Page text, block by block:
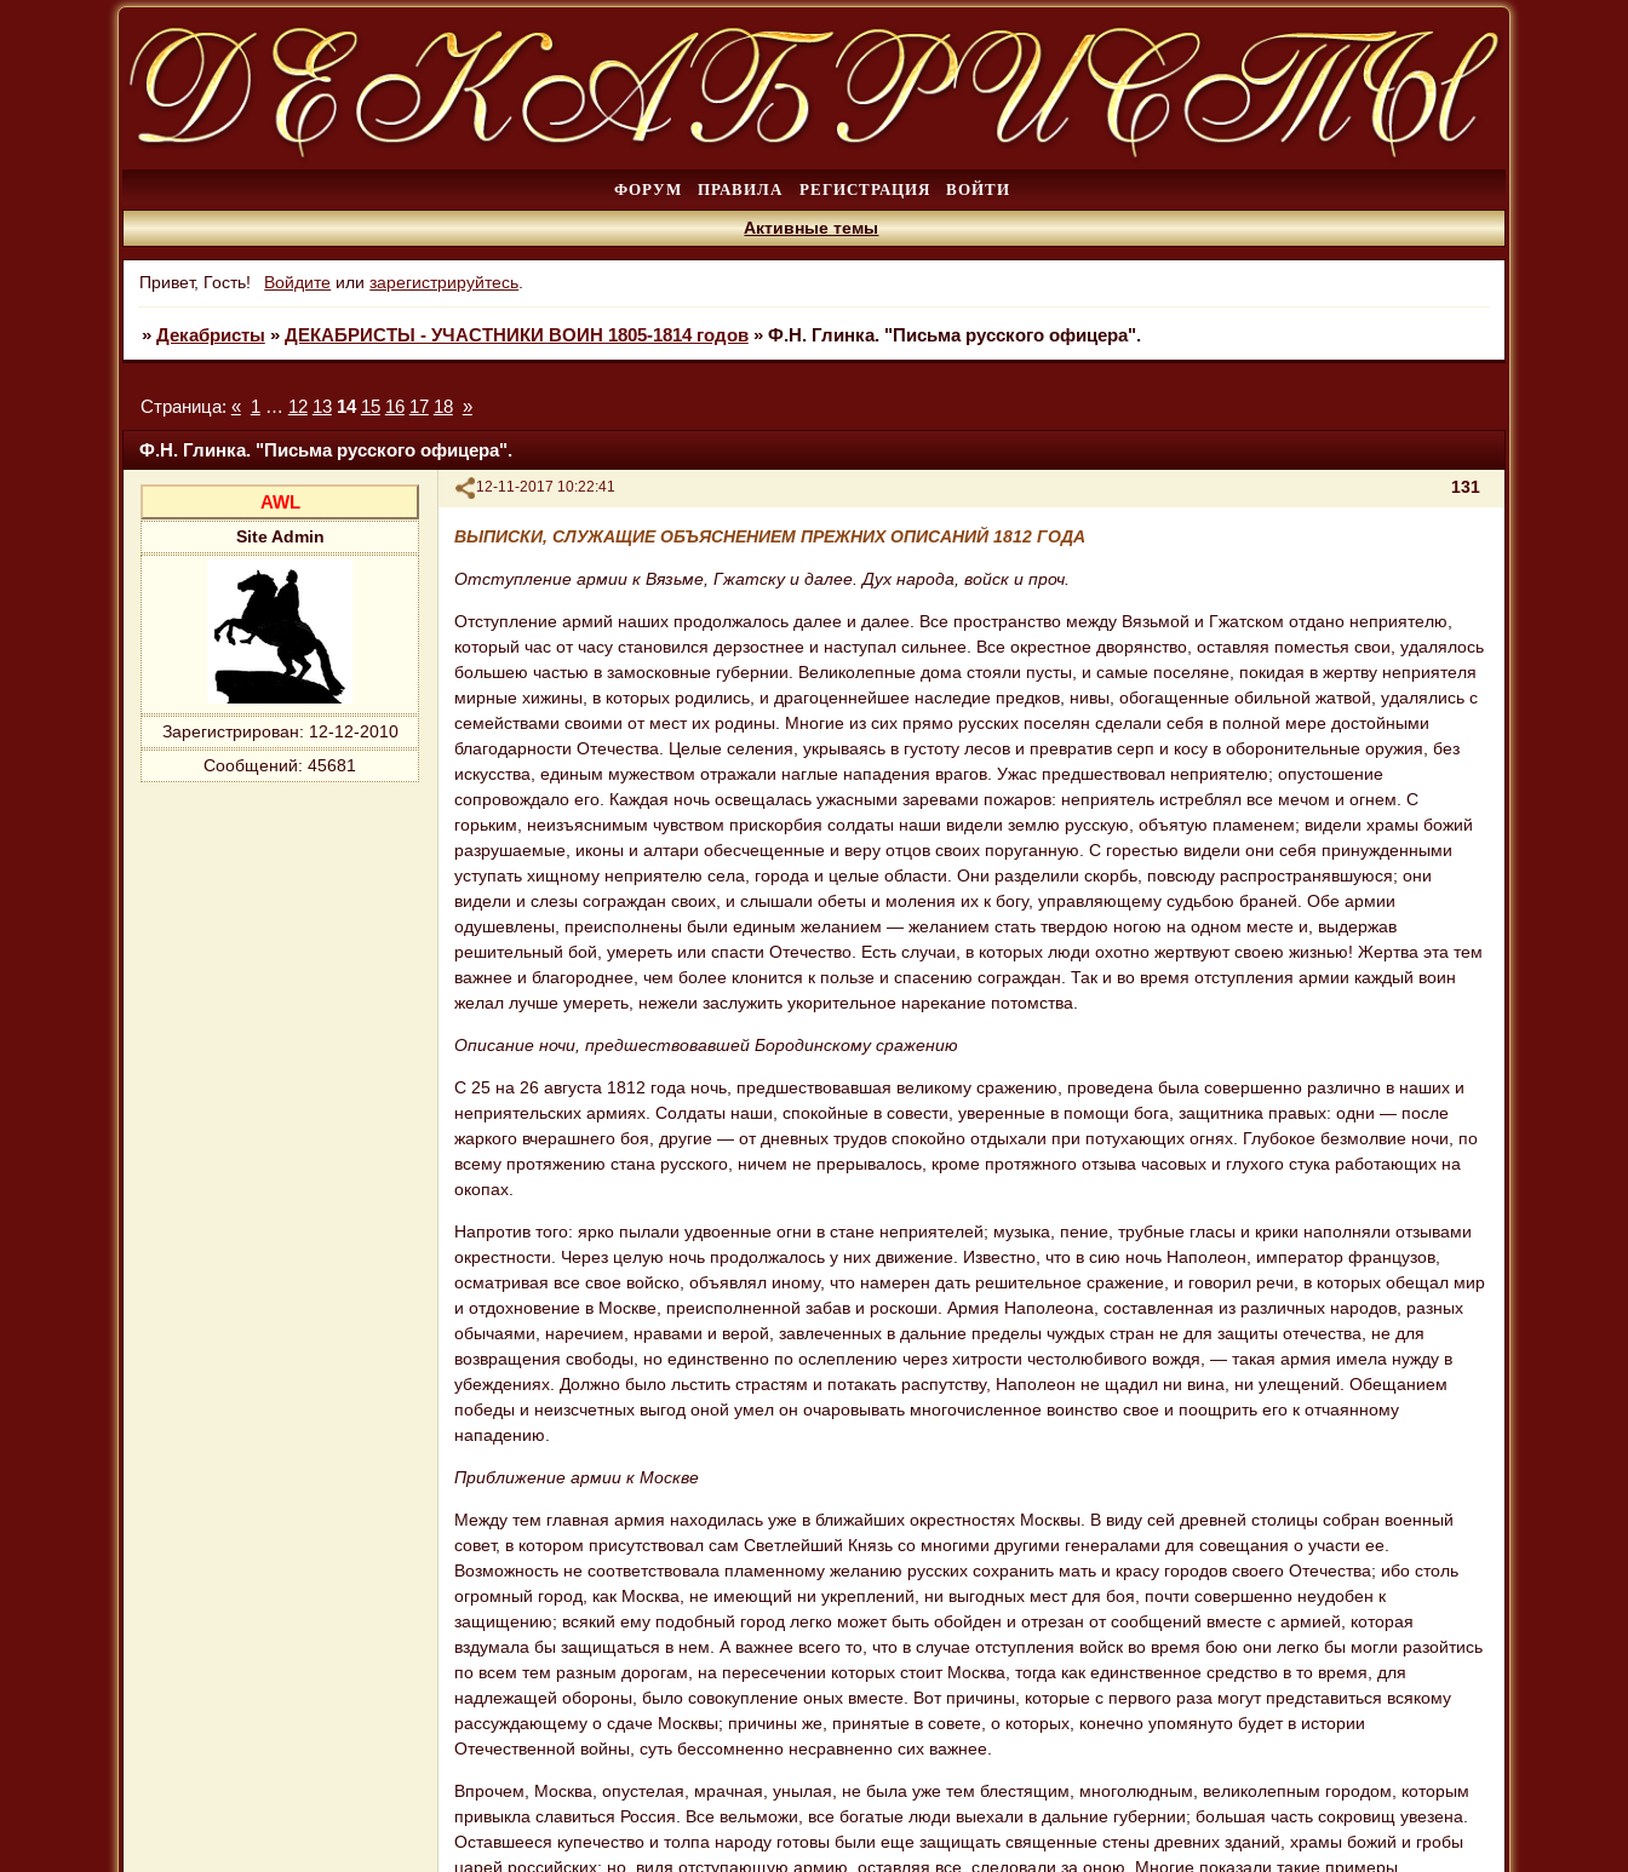
ФОРУМ ПРАВИЛА РЕГИСТРАЦИЯ ВОЙТИ
Активные темы
Привет, Гость! Войдите илизарегистрируйтесь.
» Декабристы » ДЕКАБРИСТЫ - УЧАСТНИКИ ВОИН 1805-1814 годов » Ф.Н. Глинка. "Письма русского офицера".
Ф.Н. Глинка. "Письма русского офицера".
Страница: « 1 … 12 13 14 15 16 17 18 »
Поделиться 131
12-11-2017 10:22:41
AWL
Site Admin
Зарегистрирован: 12-12-2010
Сообщений: 45681
ВЫПИСКИ, СЛУЖАЩИЕ ОБЪЯСНЕНИЕМ ПРЕЖНИХ ОПИСАНИЙ 1812 ГОДА
Отступление армии к Вязьме, Гжатску и далее. Дух народа, войск и проч.
Отступление армий наших продолжалось далее и далее. Все пространство между Вязьмой и Гжатском отдано неприятелю,
который час от часу становился дерзостнее и наступал сильнее. Все окрестное дворянство, оставляя поместья свои, удалялось
большею частью в замосковные губернии. Великолепные дома стояли пусты, и самые поселяне, покидая в жертву неприятеля
мирные хижины, в которых родились, и драгоценнейшее наследие предков, нивы, обогащенные обильной жатвой, удалялись с
семействами своими от мест их родины. Многие из сих прямо русских поселян сделали себя в полной мере достойными
благодарности Отечества. Целые селения, укрываясь в густоту лесов и превратив серп и косу в оборонительные оружия, без
искусства, единым мужеством отражали наглые нападения врагов. Ужас предшествовал неприятелю; опустошение
сопровождало его. Каждая ночь освещалась ужасными заревами пожаров: неприятель истреблял все мечом и огнем. С
горьким, неизъяснимым чувством прискорбия солдаты наши видели землю русскую, объятую пламенем; видели храмы божий
разрушаемые, иконы и алтари обесчещенные и веру отцов своих поруганную. С горестью видели они себя принужденными
уступать хищному неприятелю села, города и целые области. Они разделили скорбь, повсюду распространявшуюся; они
видели и слезы сограждан своих, и слышали обеты и моления их к богу, управляющему судьбою браней. Обе армии
одушевлены, преисполнены были единым желанием — желанием стать твердою ногою на одном месте и, выдержав
решительный бой, умереть или спасти Отечество. Есть случаи, в которых люди охотно жертвуют своею жизнью! Жертва эта тем
важнее и благороднее, чем более клонится к пользе и спасению сограждан. Так и во время отступления армии каждый воин
желал лучше умереть, нежели заслужить укорительное нарекание потомства.
Описание ночи, предшествовавшей Бородинскому сражению
С 25 на 26 августа 1812 года ночь, предшествовавшая великому сражению, проведена была совершенно различно в наших и
неприятельских армиях. Солдаты наши, спокойные в совести, уверенные в помощи бога, защитника правых: одни — после
жаркого вчерашнего боя, другие — от дневных трудов спокойно отдыхали при потухающих огнях. Глубокое безмолвие ночи, по
всему протяжению стана русского, ничем не прерывалось, кроме протяжного отзыва часовых и глухого стука работающих на
окопах.
Напротив того: ярко пылали удвоенные огни в стане неприятелей; музыка, пение, трубные гласы и крики наполняли отзывами
окрестности. Через целую ночь продолжалось у них движение. Известно, что в сию ночь Наполеон, император французов,
осматривая все свое войско, объявлял иному, что намерен дать решительное сражение, и говорил речи, в которых обещал мир
и отдохновение в Москве, преисполненной забав и роскоши. Армия Наполеона, составленная из различных народов, разных
обычаями, наречием, нравами и верой, завлеченных в дальние пределы чуждых стран не для защиты отечества, не для
возвращения свободы, но единственно по ослеплению через хитрости честолюбивого вождя, — такая армия имела нужду в
убеждениях. Должно было льстить страстям и потакать распутству, Наполеон не щадил ни вина, ни улещений. Обещанием
победы и неизсчетных выгод оной умел он очаровывать многочисленное воинство свое и поощрить его к отчаянному
нападению.
Приближение армии к Москве
Между тем главная армия находилась уже в ближайших окрестностях Москвы. В виду сей древней столицы собран военный
совет, в котором присутствовал сам Светлейший Князь со многими другими генералами для совещания о участи ее.
Возможность не соответствовала пламенному желанию русских сохранить мать и красу городов своего Отечества; ибо столь
огромный город, как Москва, не имеющий ни укреплений, ни выгодных мест для боя, почти совершенно неудобен к
защищению; всякий ему подобный город легко может быть обойден и отрезан от сообщений вместе с армией, которая
вздумала бы защищаться в нем. А важнее всего то, что в случае отступления войск во время бою они легко бы могли разойтись
по всем тем разным дорогам, на пересечении которых стоит Москва, тогда как единственное средство в то время, для
надлежащей обороны, было совокупление оных вместе. Вот причины, которые с первого раза могут представиться всякому
рассуждающему о сдаче Москвы; причины же, принятые в совете, о которых, конечно упомянуто будет в истории
Отечественной войны, суть бессомненно несравненно сих важнее.
Впрочем, Москва, опустелая, мрачная, унылая, не была уже тем блестящим, многолюдным, великолепным городом, которым
привыкла славиться Россия. Все вельможи, все богатые люди выехали в дальние губернии; большая часть сокровищ увезена.
Оставшееся купечество и толпа народу готовы были еще защищать священные стены древних зданий, храмы божий и гробы
царей российских; но, видя отступающую армию, оставляя все, следовали за оною. Многие показали такие примеры